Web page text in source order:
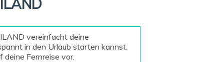
vereinfacht deine
in den Urlaub starten kannst.
deine Fernreise vor.